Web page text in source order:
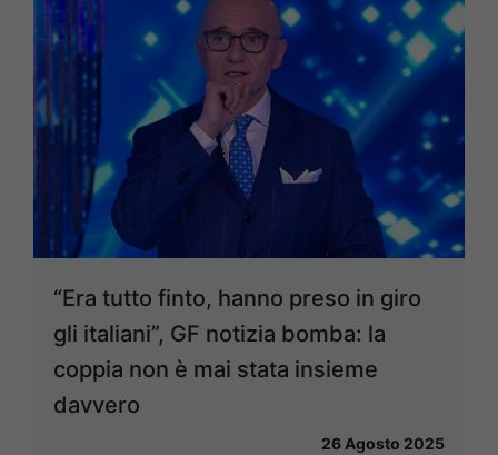
“Era tutto finto, hanno preso in giro
gli italiani”, GF notizia bomba: la
coppia non è mai stata insieme
davvero
26 Agosto 2025